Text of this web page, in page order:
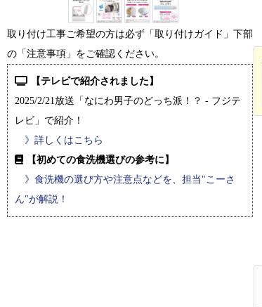
取り付け工事ご希望の方は必ず「取り付けガイド」下部
の「注意事項」をご確認ください。
【テレビで紹介されました】
2025/2/21放送「なにわ男子のどっち派！？ - フジテ
レビ」で紹介！
》詳しくはこちら
【初めての食洗機選びの参考に】
》食洗機の選び方や注意点などを、担当"こーさ
ん"が解説！